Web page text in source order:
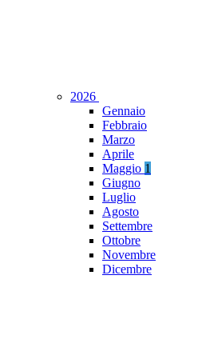
2026
Gennaio
Febbraio
Marzo
Aprile
Maggio 1
Giugno
Luglio
Agosto
Settembre
Ottobre
Novembre
Dicembre